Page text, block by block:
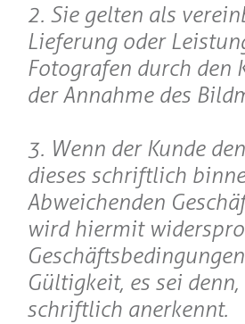
2. Sie gelten als
Lieferung oder
Fotografen durch den
der Annahme des
3. Wenn der Kunde
dieses schriftlich
Abweichenden
wird hiermit
Gültigkeit, es sei
schriftlich anerkennt.